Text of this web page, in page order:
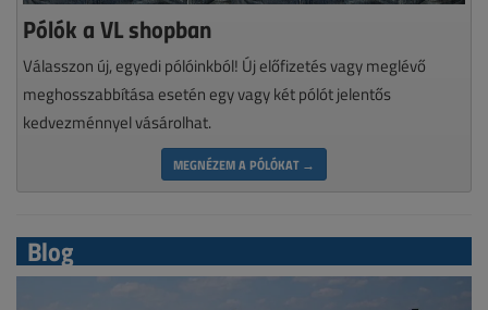
Pólók a VL shopban
Válasszon új, egyedi pólóinkból! Új előfizetés vagy meglévő
meghosszabbítása esetén egy vagy két pólót jelentős
kedvezménnyel vásárolhat.
MEGNÉZEM A PÓLÓKAT →
Blog